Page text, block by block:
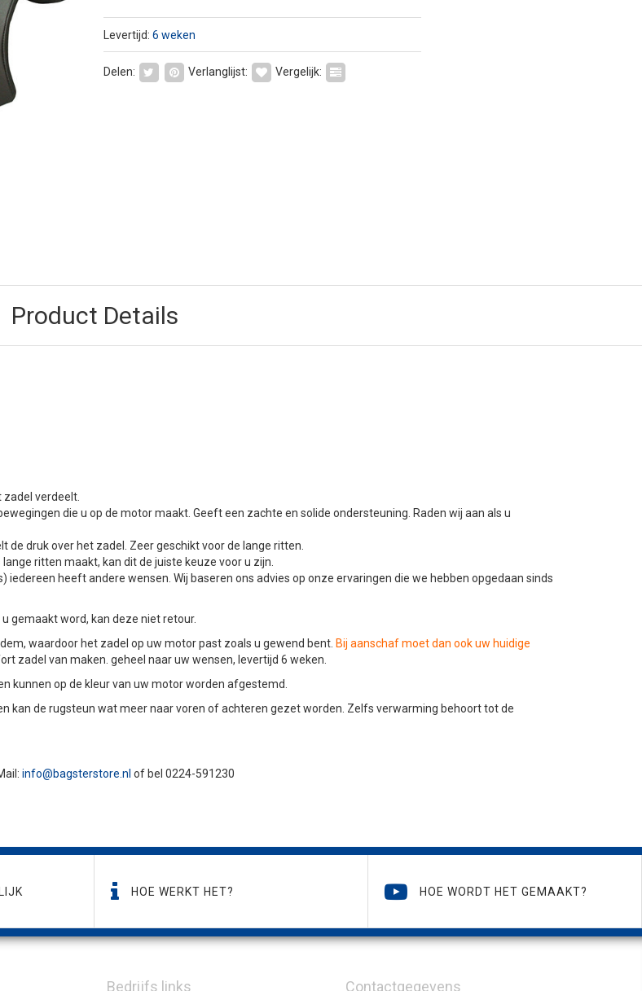
Levertijd: 6 weken
Delen: Verlanglijst: Vergelijk:
Product Details
verdeelt.
die u op de motor maakt. Geeft een zachte en solide ondersteuning. Raden wij aan als u
de druk over het zadel. Zeer geschikt voor de lange ritten.
ritten maakt, kan dit de juiste keuze voor u zijn.
heeft andere wensen. Wij baseren ons advies op onze ervaringen die we hebben opgedaan sinds
gemaakt word, kan deze niet retour.
waardoor het zadel op uw motor past zoals u gewend bent. Bij aanschaf moet dan ook uw huidige
zadel van maken. geheel naar uw wensen, levertijd 6 weken.
kunnen op de kleur van uw motor worden afgestemd.
kan de rugsteun wat meer naar voren of achteren gezet worden. Zelfs verwarming behoort tot de
info@bagsterstore.nl of bel 0224-591230
HOE WERKT HET? HOE WORDT HET GEMAAKT?
Bedrijfs links Contactgegevens